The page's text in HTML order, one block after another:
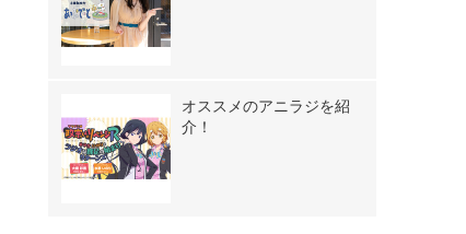
オススメのアニラジを紹
介！